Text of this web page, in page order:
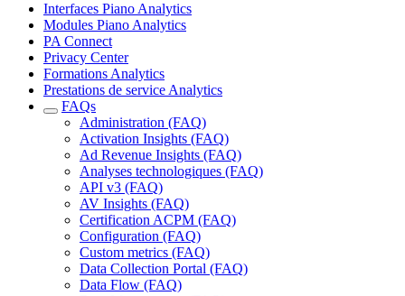
Interfaces Piano Analytics
Modules Piano Analytics
PA Connect
Privacy Center
Formations Analytics
Prestations de service Analytics
FAQs
Administration (FAQ)
Activation Insights (FAQ)
Ad Revenue Insights (FAQ)
Analyses technologiques (FAQ)
API v3 (FAQ)
AV Insights (FAQ)
Certification ACPM (FAQ)
Configuration (FAQ)
Custom metrics (FAQ)
Data Collection Portal (FAQ)
Data Flow (FAQ)